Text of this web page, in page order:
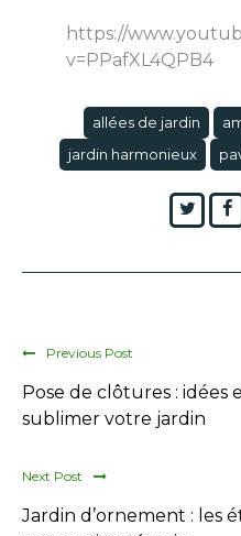
https://
v=PPafXL4QPB4
allées de jardin
jardin harmonieux
Previous Post
Pose de clôtures : idées
sublimer votre jardin
Next Post
Jardin d’ornement : les